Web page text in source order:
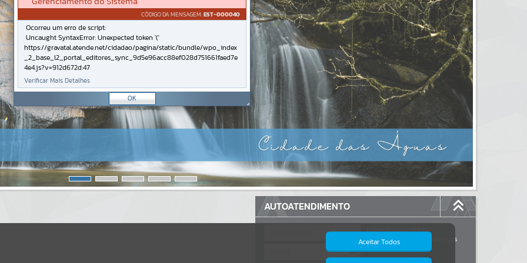
AUTOATENDIMENTO
Estão disponíveis no
autoatendimento
serviços
dos quais...
Aceitar Todos
CÓDIGO DA MENSAGEM:EST-000040
Ocorreu um erro de script:
Uncaught SyntaxError: Unexpected token '('
https://gravatal.atende.net/cidadao/pagina/static/bundle/wpo_index
_2_base_l2_portal_editores_sync_9d5e96acc88ef028d751661faed7e
4e4.js?v=912d672d:47
Verificar Mais Detalhes
OK